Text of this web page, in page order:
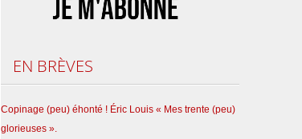
EN BRÈVES
Copinage (peu) éhonté ! Éric Louis « Mes trente (peu)
glorieuses ».